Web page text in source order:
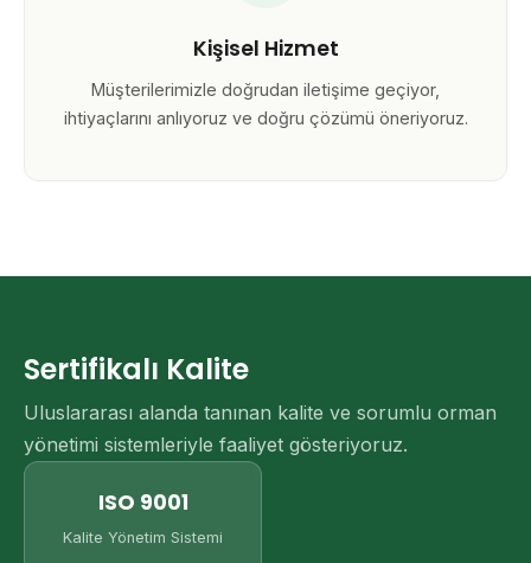
Kişisel Hizmet
Müşterilerimizle doğrudan iletişime geçiyor,
ihtiyaçlarını anlıyoruz ve doğru çözümü öneriyoruz.
Sertifikalı Kalite
Uluslararası alanda tanınan kalite ve sorumlu orman
yönetimi sistemleriyle faaliyet gösteriyoruz.
ISO 9001
Kalite Yönetim Sistemi